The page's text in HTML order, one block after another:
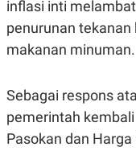
S
T
A
A
E
K
O
T
L
I
S
inflasi inti
penurunan tekanan
makanan minuman.
Sebagai respons
pemerintah
Pasokan dan